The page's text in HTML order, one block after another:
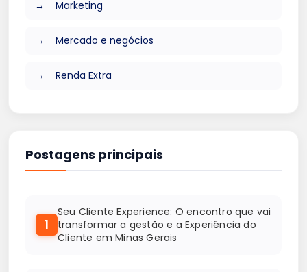
Marketing
Mercado e negócios
Renda Extra
Postagens principais
1
Seu Cliente Experience: O encontro que vai
transformar a gestão e a Experiência do
Cliente em Minas Gerais